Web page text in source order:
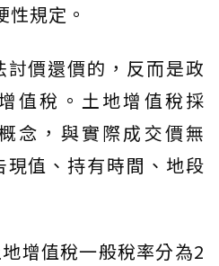
規定。
價還價的，反而是政
值稅。土地增值稅採
念，與實際成交價無
值、持有時間、地段
增值稅一般稅率分為2